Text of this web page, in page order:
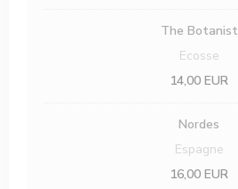
The Botanist
Ecosse
14,00 EUR
Nordes
Espagne
16,00 EUR